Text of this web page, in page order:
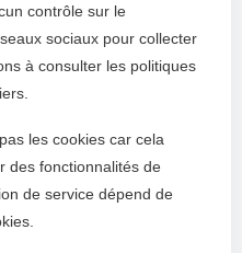
contrôle sur le
sociaux pour collecter
à consulter les politiques
les cookies car cela
des fonctionnalités de
de service dépend de